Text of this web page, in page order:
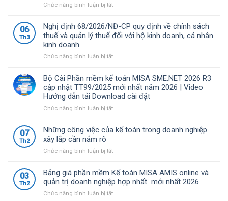
pháp
tài
chính
kế
được
nhiều
doanh
nghiệp
Việt
chọ
Chức năng bình luận bị tắtở
Phần
mềm
toán
SME.NET
2026
R4.1
cập
nhật
mới
nhất
2026
Video
Hướng
dẫn
tải
06
Th3
Nghị định 68/2026/NĐ-CP quy định về chính sách
thuế và quản lý thuế đối với hộ kinh doanh, cá nhân
kinh doanh
Chức năng bình luận bị tắtở
định
68/2026/NĐ-
CP
quy
định
chính
sách
và
lý
thuế
đối
với
Bộ Cài Phần mềm kế toán MISA SME.NET 2026 R3
cập nhật TT99/2025 mới nhất năm 2026 | Video
Hướng dẫn tải Download cài đặt
Chức năng bình luận bị tắtở
Phần
kế
MISA
SME.NET
2026
R3
07
Th2
Những công việc của kế toán trong doanh nghiệp
xây lắp cần nắm rõ
Chức năng bình luận bị tắtở
công
việc
của
kế
03
Th2
Bảng giá phần mềm Kế toán MISA AMIS online và
quản trị doanh nghiệp hợp nhất mới nhất 2026
Chức năng bình luận bị tắtở